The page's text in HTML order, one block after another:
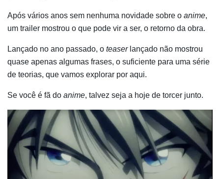
Após vários anos sem nenhuma novidade sobre o anime,
um trailer mostrou o que pode vir a ser, o retorno da obra.
Lançado no ano passado, o teaserlançado não mostrou
quase apenas algumas frases, o suficiente para uma série
de teorias, que vamos explorar por aqui.
Se você é fã do anime, talvez seja a hoje de torcer junto.